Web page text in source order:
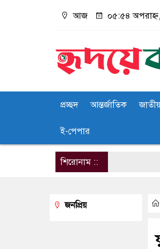
আজ ০৫:৫৪
প্রচ্ছদ আন্তর্জাতিক
ই-পেপার
শিরোনাম ::
জনপ্রিয়